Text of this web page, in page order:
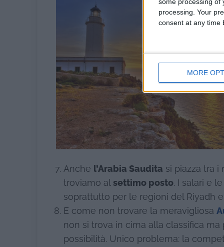
processing. Your
consent at any time
MORE
Anche l’Arabia Saudita si piazza tra
troviamo al settimo posto. I salari e
soprattutto per le regioni del Riyadh
E come non trovare la meravigliosa
non si trova in cima alla classifica
possibilità. Unico problema: la